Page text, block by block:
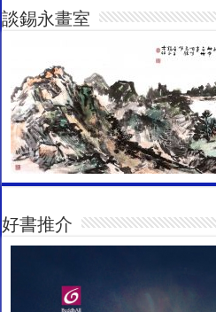
談錫永畫室
好書推介